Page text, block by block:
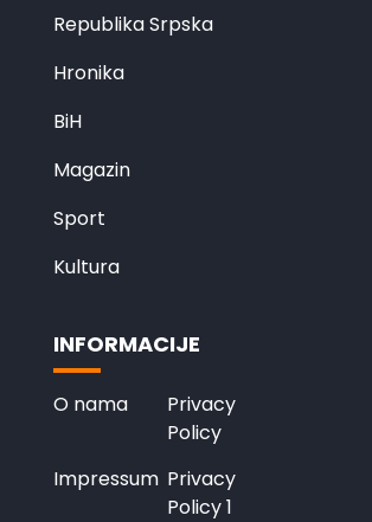
Republika Srpska
Hronika
BiH
Magazin
Sport
Kultura
INFORMACIJE
O nama
Privacy
Policy
Impressum Privacy
Policy 1